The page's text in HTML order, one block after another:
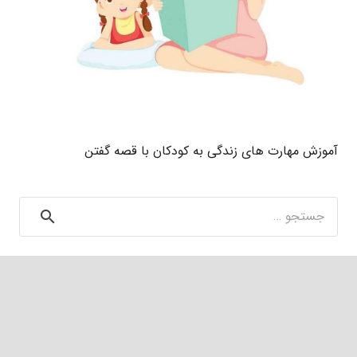
آموزش مهارت های زندگی به کودکان با قصه گفتن
برای: